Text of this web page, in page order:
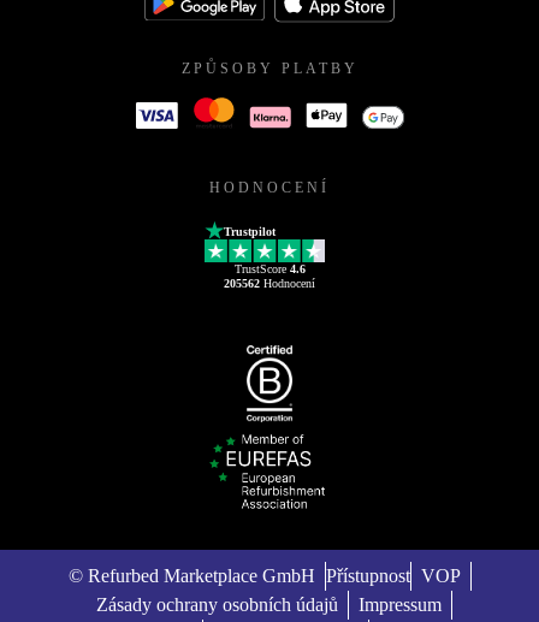
ZPŮSOBY PLATBY
HODNOCENÍ
Trustpilot
TrustScore 4.6
205562 Hodnocení
© Refurbed Marketplace GmbH Přístupnost VOP
Zásady ochrany osobních údajů
Impressum